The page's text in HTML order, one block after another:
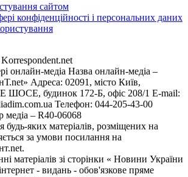
сайтом
конфіденційності і персональних даних
онлайн-медіа Назва онлайн-медіа –
Адреса: 02091, місто Київ,
будинок 172-Б, офіс 208/1 E-mail:
Телефон: 044-205-43-00
медіа – R40-06068
будь-яких матеріалів, розміщених на
за умови посилання на
матеріалів зі сторінки « Новини України
- видань - обов'язкове пряме